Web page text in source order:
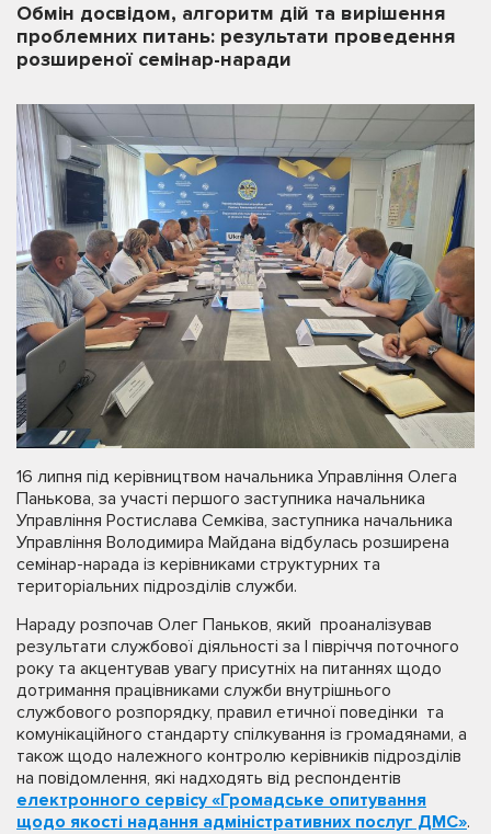
Обмін досвідом, алгоритм дій та вирішення
проблемних питань: результати проведення
розширеної семінар-наради
16 липня під керівництвом начальника Управління Олега
Панькова, за участі першого заступника начальника
Управління Ростислава Семківа, заступника начальника
Управління Володимира Майдана відбулась розширена
семінар-нарада із керівниками структурних та
територіальних підрозділів служби.
Нараду розпочав Олег Паньков, який проаналізував
результати службової діяльності за I півріччя поточного
року та акцентував увагу присутніх на питаннях щодо
дотримання працівниками служби внутрішнього
службового розпорядку, правил етичної поведінки та
комунікаційного стандарту спілкування із громадянами, а
також щодо належного контролю керівників підрозділів
на повідомлення, які надходять від респондентів
електронного сервісу «Громадське опитування
щодо якості надання адміністративних послуг ДМС».